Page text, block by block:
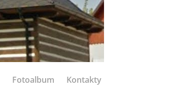
Fotoalbum Kontakty